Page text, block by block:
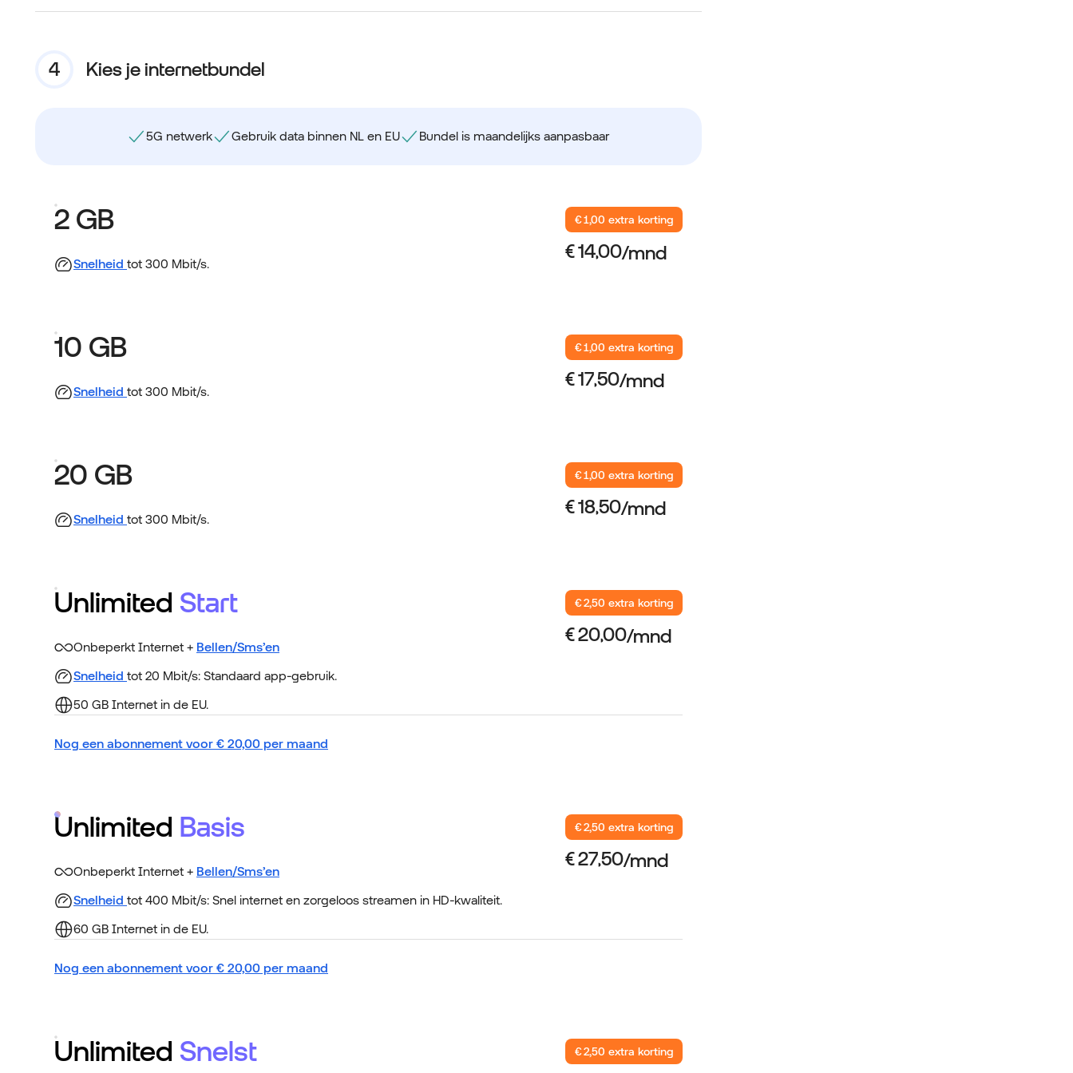
Kies je internetbundel
5G netwerk Gebruik data binnen NL en EU Bundel is maandelijks aanpasbaar
2 GB
Snelheid tot 300 Mbit/s.
€ 1,00 extra korting
10 GB
Snelheid tot 300 Mbit/s.
€ 1,00 extra korting
20 GB
Snelheid tot 300 Mbit/s.
€ 1,00 extra korting
Unlimited Start
Onbeperkt Internet + Bellen/Sms’en
Snelheid tot 20 Mbit/s: Standaard app-gebruik.
50 GB Internet in de EU.
€ 2,50 extra korting
Nog een abonnement voor € 20,00 per maand
Unlimited Basis
Onbeperkt Internet + Bellen/Sms’en
Snelheid tot 400 Mbit/s: Snel internet en zorgeloos streamen in HD-kwaliteit.
60 GB Internet in de EU.
€ 2,50 extra korting
Nog een abonnement voor € 20,00 per maand
Unlimited Snelst € 2,50 extra korting